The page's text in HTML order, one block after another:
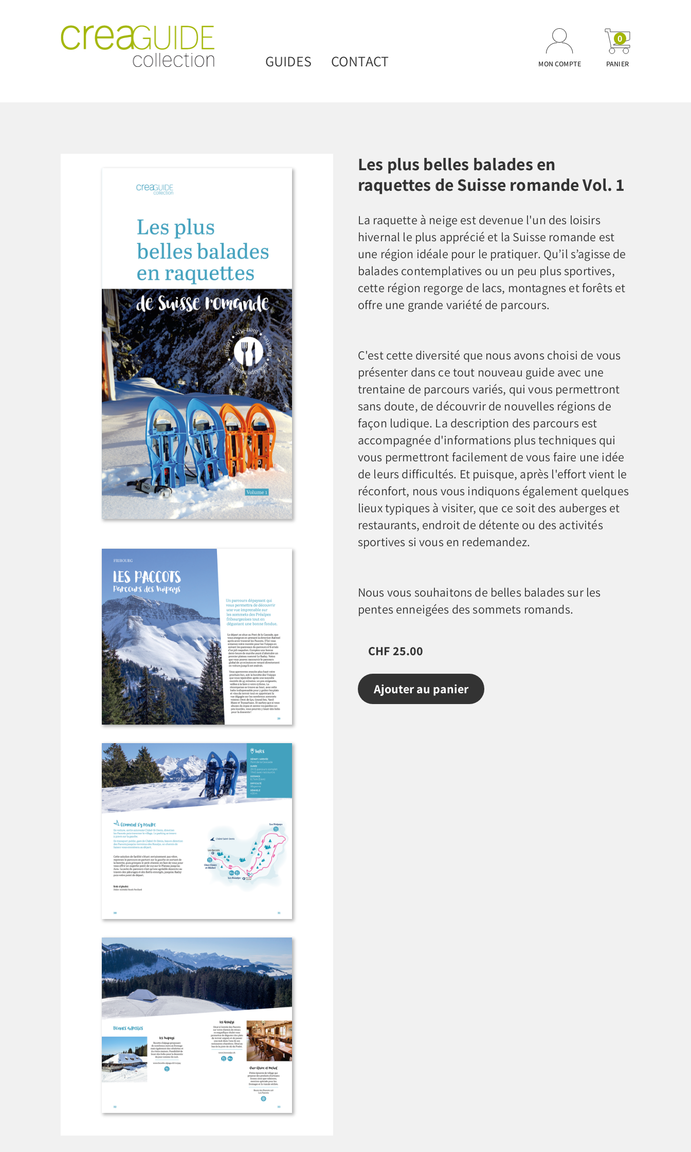
MON COMPTE
0
PANIER
GUIDES CONTACT
Les plus belles balades en
raquettes de Suisse romande Vol. 1
La raquette à neige est devenue l'un des loisirs
hivernal le plus apprécié et la Suisse romande est
une région idéale pour le pratiquer. Qu’il s’agisse de
balades contemplatives ou un peu plus sportives,
cette région regorge de lacs, montagnes et forêts et
offre une grande variété de parcours.
C'est cette diversité que nous avons choisi de vous
présenter dans ce tout nouveau guide avec une
trentaine de parcours variés, qui vous permettront
sans doute, de découvrir de nouvelles régions de
façon ludique. La description des parcours est
accompagnée d'informations plus techniques qui
vous permettront facilement de vous faire une idée
de leurs difficultés. Et puisque, après l'effort vient le
réconfort, nous vous indiquons également quelques
lieux typiques à visiter, que ce soit des auberges et
restaurants, endroit de détente ou des activités
sportives si vous en redemandez.
Nous vous souhaitons de belles balades sur les
pentes enneigées des sommets romands.
CHF 25.00
Ajouter au panier